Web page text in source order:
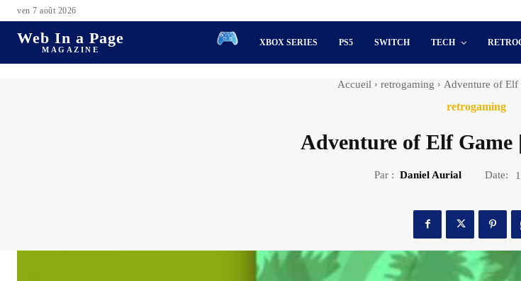
ven 7 août 2026
Web In a Page
MAGAZINE
XBOX SERIES PS5 SWITCH TECH
Accueil retrogaming Adventure of Elf
retrogaming
Adventure of Elf Game
Par : Daniel Aurial Date: